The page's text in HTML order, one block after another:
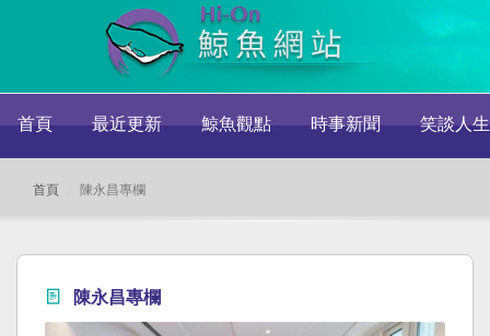
首頁 最近更新 鯨魚觀點 時事新聞 笑談人生
首頁 陳永昌專欄
陳永昌專欄